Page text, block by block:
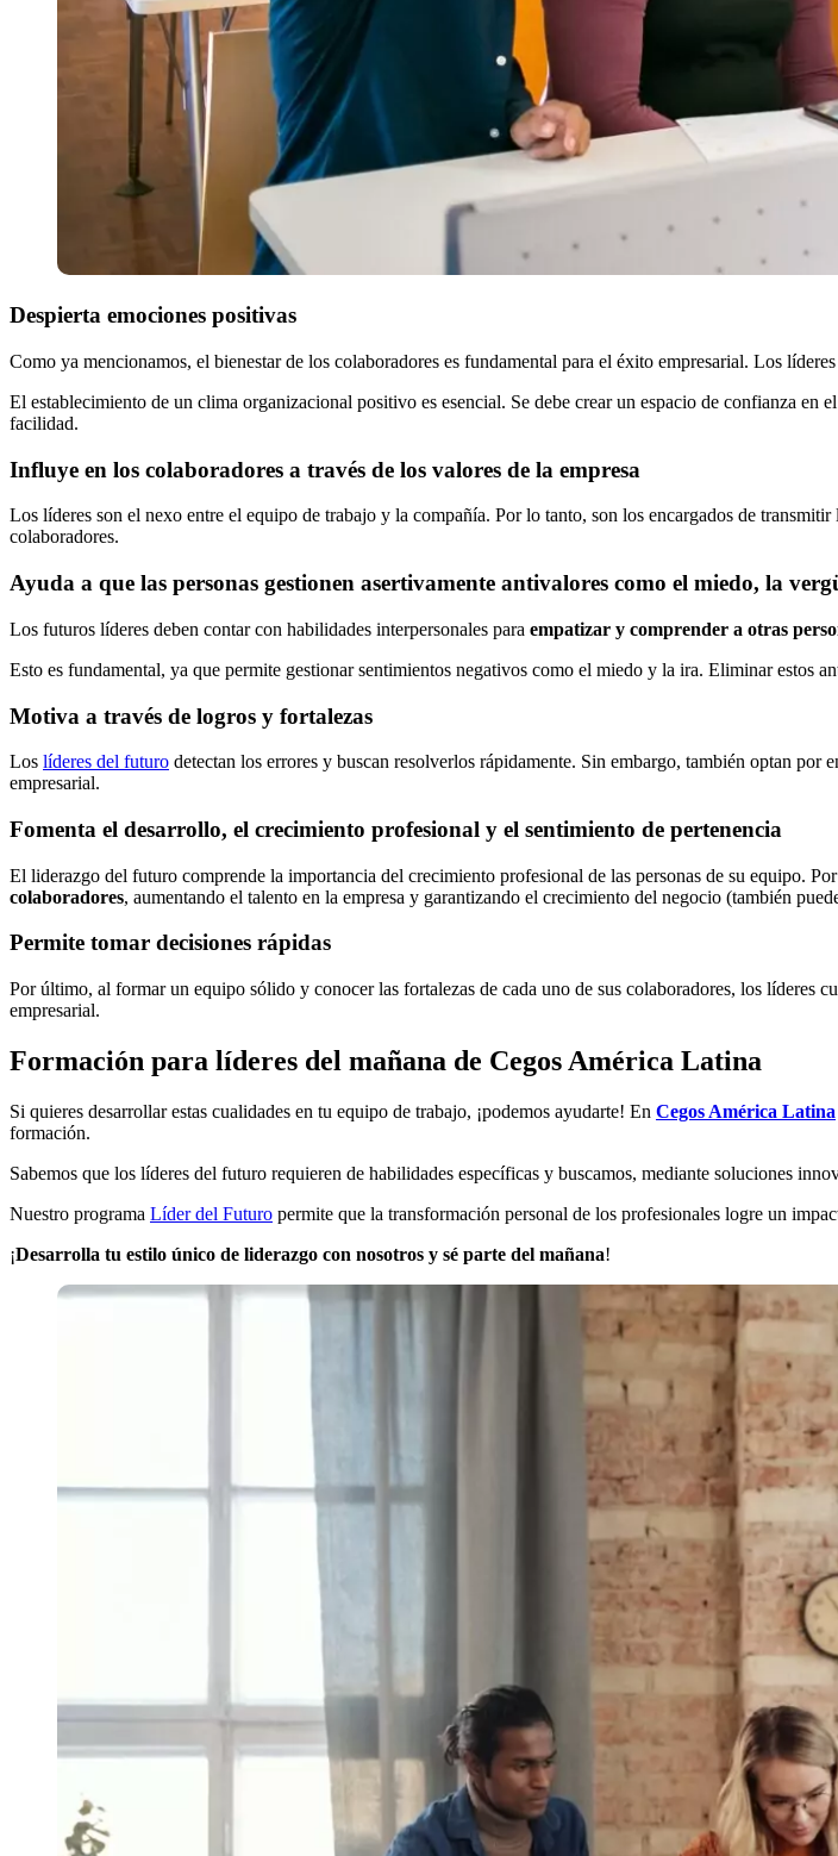
Despierta emociones positivas
Como ya mencionamos, el bienestar de los colaboradores es fundamental para el éxito empresarial. Los
El establecimiento de un clima organizacional positivo es esencial. Se debe crear un espacio de confianza en
facilidad.
Influye en los colaboradores a través de los valores de la empresa
Los líderes son el nexo entre el equipo de trabajo y la compañía. Por lo tanto, son los encargados de transmitir
colaboradores.
Ayuda a que las personas gestionen asertivamente antivalores como el miedo, la
Los futuros líderes deben contar con habilidades interpersonales para empatizar y comprender a otras
Esto es fundamental, ya que permite gestionar sentimientos negativos como el miedo y la ira. Eliminar estos
Motiva a través de logros y fortalezas
Los líderes del futuro detectan los errores y buscan resolverlos rápidamente. Sin embargo, también optan
empresarial.
Fomenta el desarrollo, el crecimiento profesional y el sentimiento de pertenencia
El liderazgo del futuro comprende la importancia del crecimiento profesional de las personas de su equipo.
colaboradores, aumentando el talento en la empresa y garantizando el crecimiento del negocio (también
Permite tomar decisiones rápidas
Por último, al formar un equipo sólido y conocer las fortalezas de cada uno de sus colaboradores, los líderes
empresarial.
Formación para líderes del mañana de Cegos América Latina
Si quieres desarrollar estas cualidades en tu equipo de trabajo, ¡podemos ayudarte! En Cegos América Latina
formación.
Sabemos que los líderes del futuro requieren de habilidades específicas y buscamos, mediante soluciones
Nuestro programa Líder del Futuro permite que la transformación personal de los profesionales logre un
¡Desarrolla tu estilo único de liderazgo con nosotros y sé parte del mañana!